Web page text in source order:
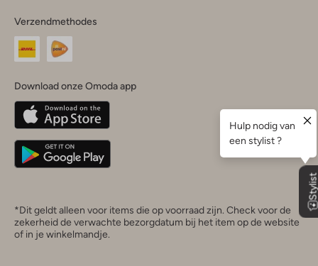
je
land
Nederland
Belgique(Français)
Deutschland
Verzendmethodes
Download onze Omoda app
*Dit geldt alleen voor items die op voorraad zijn. Check voor de
zekerheid de verwachte bezorgdatum bij het item op de website
of in je winkelmandje.